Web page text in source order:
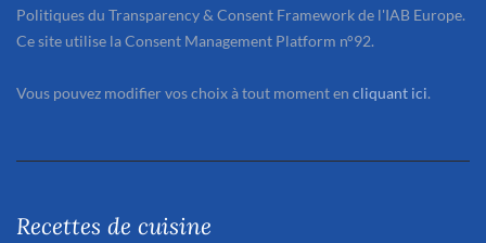
Politiques du Transparency & Consent Framework de l'IAB Europe.
Ce site utilise la Consent Management Platform n°92.
Vous pouvez modifier vos choix à tout moment en cliquant ici.
Recettes de cuisine